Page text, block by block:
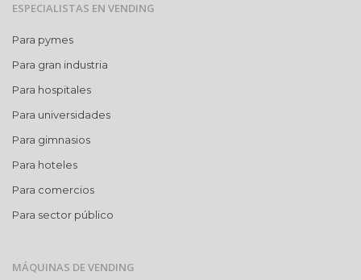
ESPECIALISTAS EN VENDING
Para pymes
Para gran industria
Para hospitales
Para universidades
Para gimnasios
Para hoteles
Para comercios
Para sector público
MÁQUINAS DE VENDING